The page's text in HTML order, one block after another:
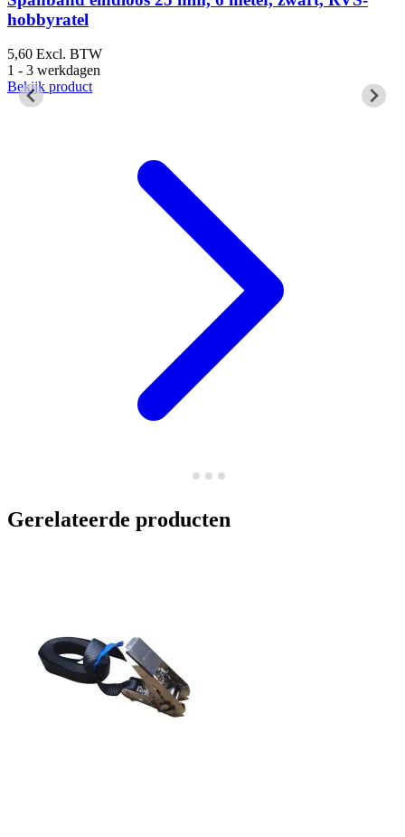
hobbyratel
5,60 Excl. BTW
1 - 3 werkdagen
Bekijk product
Gerelateerde producten